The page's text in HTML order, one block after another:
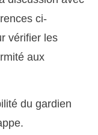
ci-
vérifier les
aux
du gardien